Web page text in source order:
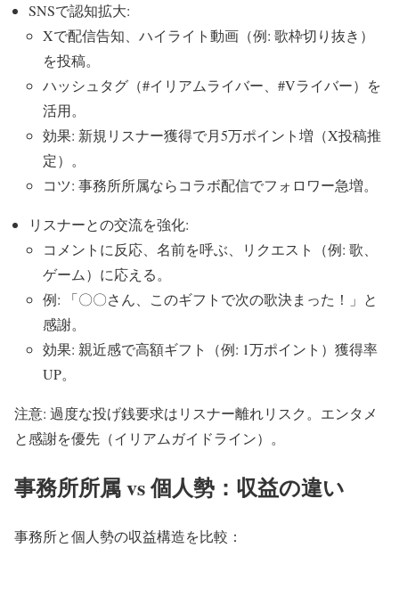
SNSで認知拡大:
Xで配信告知、ハイライト動画（例: 歌枠切り抜き）
を投稿。
ハッシュタグ（#イリアムライバー、#Vライバー）を
活用。
効果: 新規リスナー獲得で月5万ポイント増（X投稿推
定）。
コツ: 事務所所属ならコラボ配信でフォロワー急増。
リスナーとの交流を強化:
コメントに反応、名前を呼ぶ、リクエスト（例: 歌、
ゲーム）に応える。
例: 「〇〇さん、このギフトで次の歌決まった！」と
感謝。
効果: 親近感で高額ギフト（例: 1万ポイント）獲得率
UP。
注意: 過度な投げ銭要求はリスナー離れリスク。エンタメ
と感謝を優先（イリアムガイドライン）。
事務所所属 vs 個人勢：収益の違い
事務所と個人勢の収益構造を比較：